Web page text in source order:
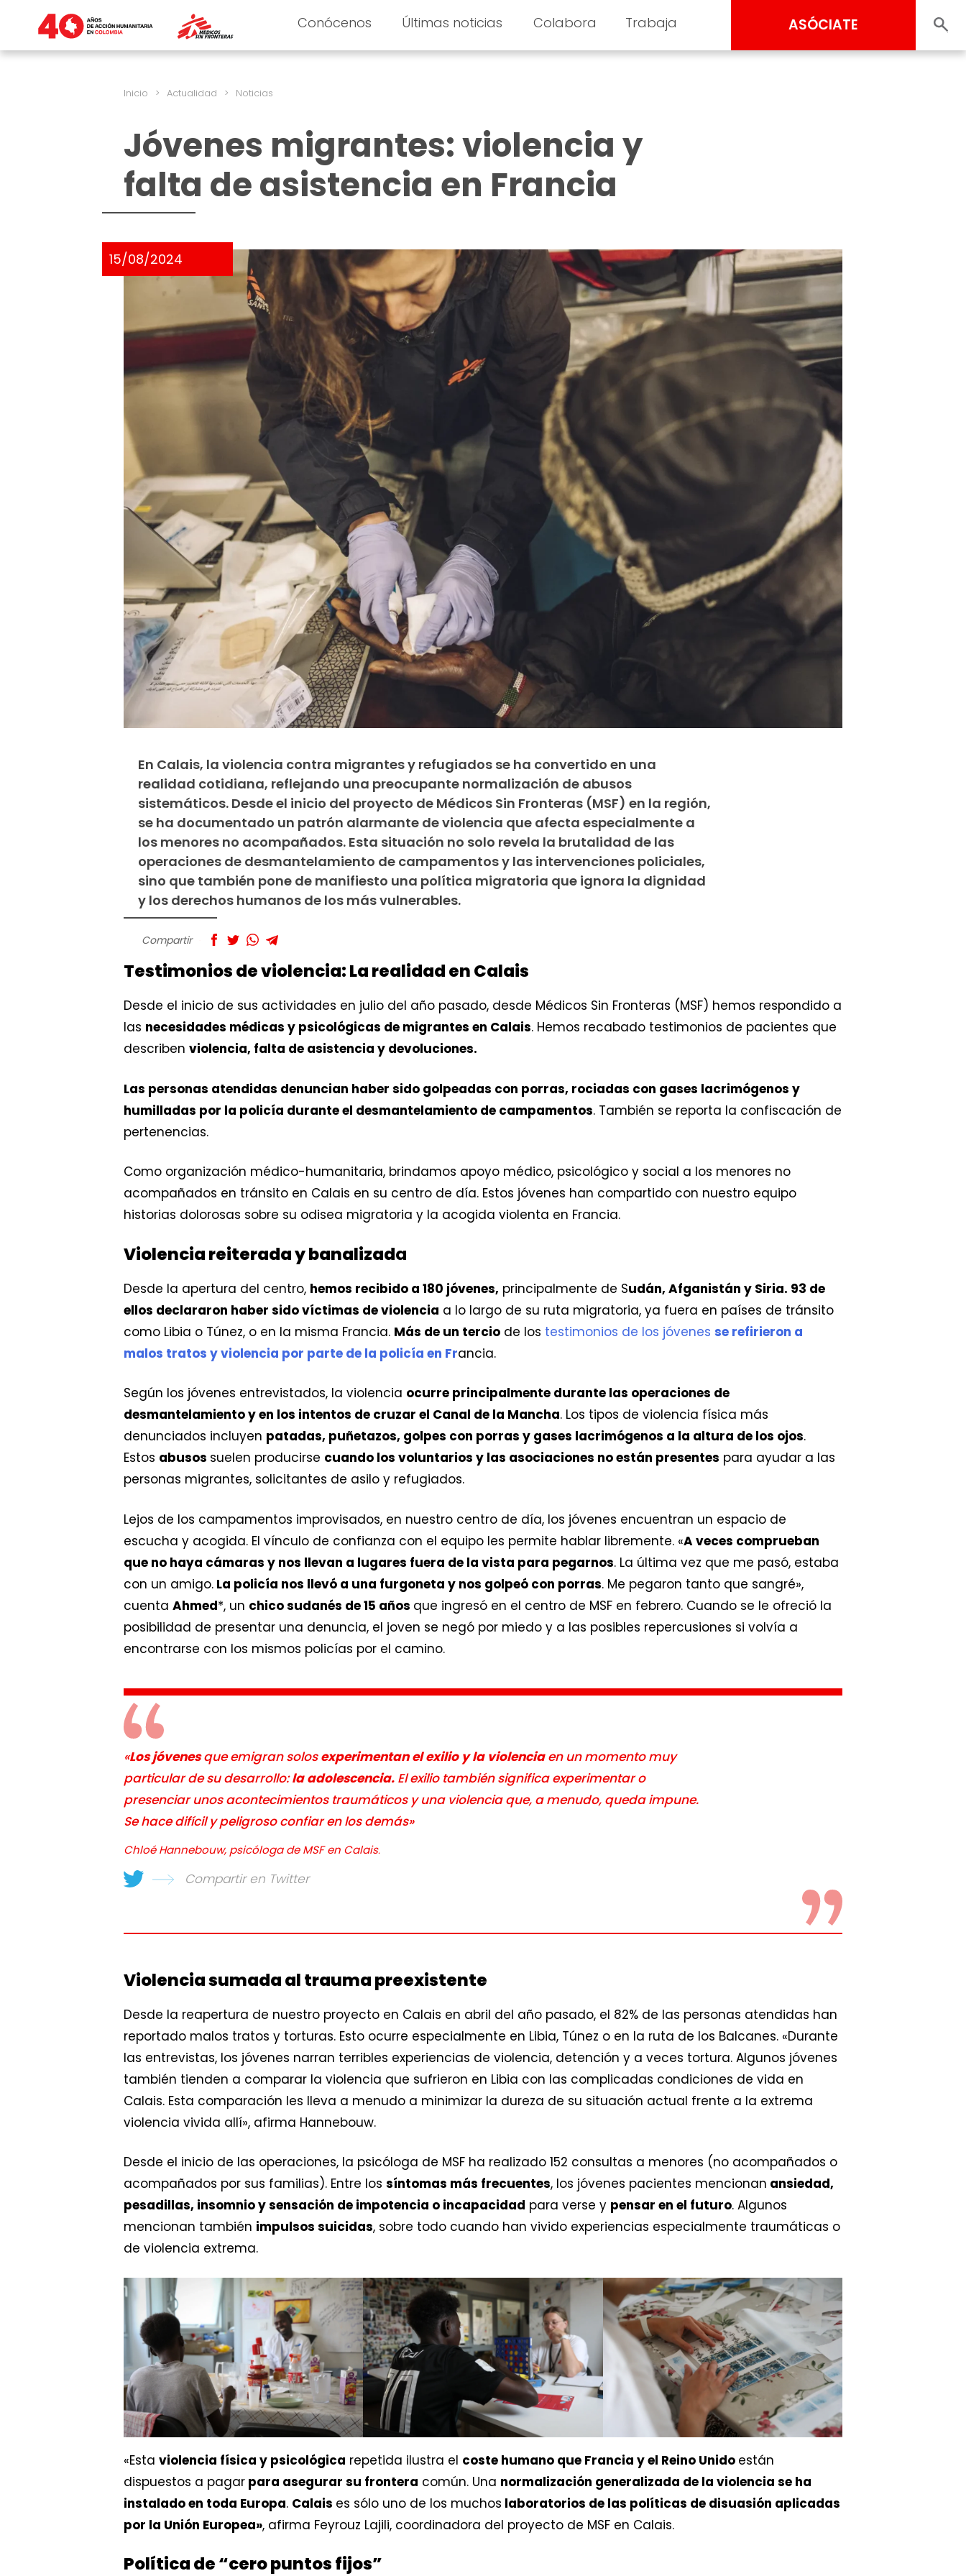
Conócenos Últimas noticias Colabora Trabaja ASÓCIATE
Inicio > Actualidad > Noticias
Jóvenes migrantes: violencia y
falta de asistencia en Francia
15/08/2024
En Calais, la violencia contra migrantes y refugiados se ha convertido en una
realidad cotidiana, reflejando una preocupante normalización de abusos
sistemáticos. Desde el inicio del proyecto de Médicos Sin Fronteras (MSF) en la región,
se ha documentado un patrón alarmante de violencia que afecta especialmente a
los menores no acompañados. Esta situación no solo revela la brutalidad de las
operaciones de desmantelamiento de campamentos y las intervenciones policiales,
sino que también pone de manifiesto una política migratoria que ignora la dignidad
y los derechos humanos de los más vulnerables.
Compartir
Testimonios de violencia: La realidad en Calais
Desde el inicio de sus actividades en julio del año pasado, desde Médicos Sin Fronteras (MSF) hemos respondido a
las necesidades médicas y psicológicas de migrantes en Calais. Hemos recabado testimonios de pacientes que
describen violencia, falta de asistencia y devoluciones.
Las personas atendidas denuncian haber sido golpeadas con porras, rociadas con gases lacrimógenos y
humilladas por la policía durante el desmantelamiento de campamentos. También se reporta la confiscación de
pertenencias.
Como organización médico-humanitaria, brindamos apoyo médico, psicológico y social a los menores no
acompañados en tránsito en Calais en su centro de día. Estos jóvenes han compartido con nuestro equipo
historias dolorosas sobre su odisea migratoria y la acogida violenta en Francia.
Violencia reiterada y banalizada
Desde la apertura del centro, hemos recibido a 180 jóvenes, principalmente de Sudán, Afganistán y Siria. 93 de
ellos declararon haber sido víctimas de violencia a lo largo de su ruta migratoria, ya fuera en países de tránsito
como Libia o Túnez, o en la misma Francia. Más de un tercio de los testimonios de los jóvenes se refirieron a
malos tratos y violencia por parte de la policía en Francia.
Según los jóvenes entrevistados, la violencia ocurre principalmente durante las operaciones de
desmantelamiento y en los intentos de cruzar el Canal de la Mancha. Los tipos de violencia física más
denunciados incluyen patadas, puñetazos, golpes con porras y gases lacrimógenos a la altura de los ojos.
Estos abusos suelen producirse cuando los voluntarios y las asociaciones no están presentes para ayudar a las
personas migrantes, solicitantes de asilo y refugiados.
Lejos de los campamentos improvisados, en nuestro centro de día, los jóvenes encuentran un espacio de
escucha y acogida. El vínculo de confianza con el equipo les permite hablar libremente. «A veces comprueban
que no haya cámaras y nos llevan a lugares fuera de la vista para pegarnos. La última vez que me pasó, estaba
con un amigo. La policía nos llevó a una furgoneta y nos golpeó con porras. Me pegaron tanto que sangré»,
cuenta Ahmed*, un chico sudanés de 15 años que ingresó en el centro de MSF en febrero. Cuando se le ofreció la
posibilidad de presentar una denuncia, el joven se negó por miedo y a las posibles repercusiones si volvía a
encontrarse con los mismos policías por el camino.
«Los jóvenesque emigran solosexperimentan el exilio y la violenciaen un momento muy
particular de su desarrollo:la adolescencia. El exilio también significa experimentar o
presenciar unos acontecimientos traumáticos y una violencia que, a menudo, queda impune.
Se hace difícil y peligroso confiar en los demás»
Chloé Hannebouw, psicóloga de MSF en Calais.
Compartir en Twitter
Violencia sumada al trauma preexistente
Desde la reapertura de nuestro proyecto en Calais en abril del año pasado, el 82% de las personas atendidas han
reportado malos tratos y torturas. Esto ocurre especialmente en Libia, Túnez o en la ruta de los Balcanes. «Durante
las entrevistas, los jóvenes narran terribles experiencias de violencia, detención y a veces tortura. Algunos jóvenes
también tienden a comparar la violencia que sufrieron en Libia con las complicadas condiciones de vida en
Calais. Esta comparación les lleva a menudo a minimizar la dureza de su situación actual frente a la extrema
violencia vivida allí», afirma Hannebouw.
Desde el inicio de las operaciones, la psicóloga de MSF ha realizado 152 consultas a menores (no acompañados o
acompañados por sus familias). Entre los síntomas más frecuentes, los jóvenes pacientes mencionan ansiedad,
pesadillas, insomnio y sensación de impotencia o incapacidad para verse y pensar en el futuro. Algunos
mencionan también impulsos suicidas, sobre todo cuando han vivido experiencias especialmente traumáticas o
de violencia extrema.
«Esta violencia física y psicológica repetida ilustra el coste humano que Francia y el Reino Unido están
dispuestos a pagar para asegurar su frontera común. Una normalización generalizada de la violencia se ha
instalado en toda Europa. Calais es sólo uno de los muchos laboratorios de las políticas de disuasión aplicadas
por la Unión Europea», afirma Feyrouz Lajili, coordinadora del proyecto de MSF en Calais.
Política de “cero puntos fijos”